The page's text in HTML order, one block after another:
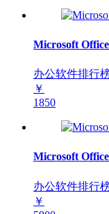
Microsoft
办公软件排行
￥
1850
Microsoft
办公软件排行
￥